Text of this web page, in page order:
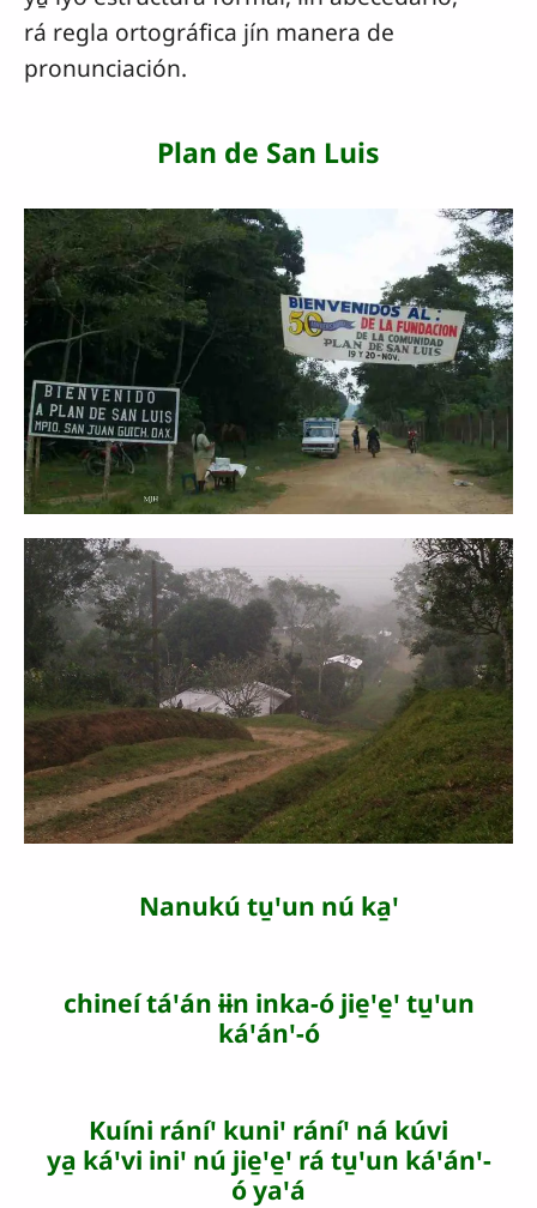
rá regla ortográfica jín manera de
pronunciación.
Plan de San Luis
Nanukú tu̱ꞌun nú ka̱ꞌ
chineí táꞌán ɨɨn inka-ó jie̱ꞌe̱ꞌ tu̱ꞌun
káꞌánꞌ-ó
Kuíni ráníꞌ kuniꞌ ráníꞌ ná kúvi
ya̱ káꞌvi iniꞌ nú jie̱ꞌe̱ꞌ rá tu̱ꞌun káꞌánꞌ-
ó yaꞌá